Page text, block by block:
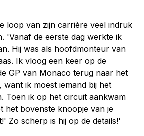
loop van zijn carrière veel indruk
'Vanaf de eerste dag werkte ik
Hij was als hoofdmonteur van
Ik vloog een keer op de
GP van Monaco terug naar het
want ik moest iemand bij het
Toen ik op het circuit aankwam
het bovenste knoopje van je
Zo scherp is hij op de details!'